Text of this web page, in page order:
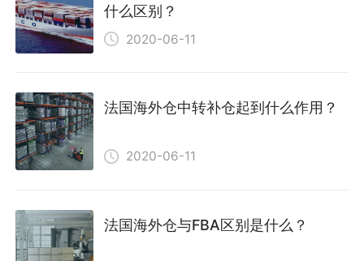
什么区别？
2020-06-11
法国海外仓中转补仓起到什么作用？
2020-06-11
法国海外仓与FBA区别是什么？